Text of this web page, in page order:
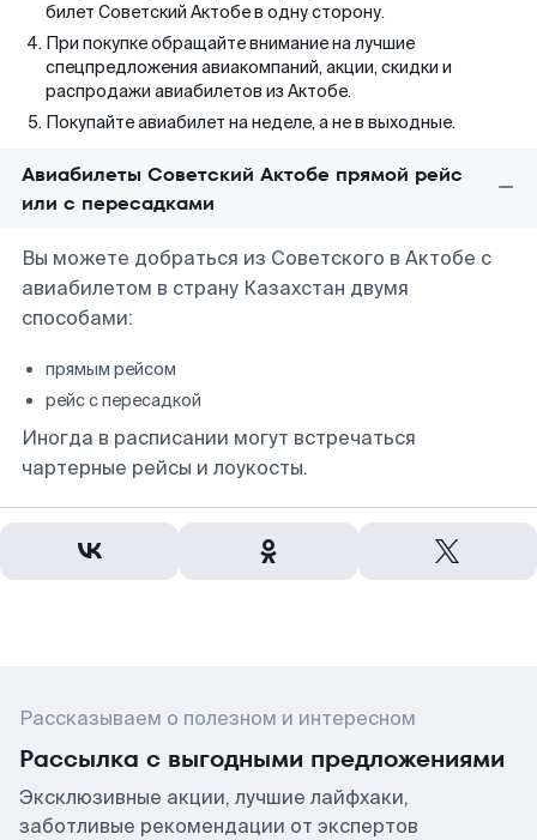
билет Советский Актобе в одну сторону.
При покупке обращайте внимание на лучшие
спецпредложения авиакомпаний, акции, скидки и
распродажи авиабилетов из Актобе.
Покупайте авиабилет на неделе, а не в выходные.
Авиабилеты Советский Актобе прямой рейс
или с пересадками
Вы можете добраться из Советского в Актобе с
авиабилетом в страну Казахстан двумя
способами:
прямым рейсом
рейс с пересадкой
Иногда в расписании могут встречаться
чартерные рейсы и лоукосты.
Рассказываем о полезном и интересном
Рассылка с выгодными предложениями
Эксклюзивные акции, лучшие лайфхаки,
заботливые рекомендации от экспертов